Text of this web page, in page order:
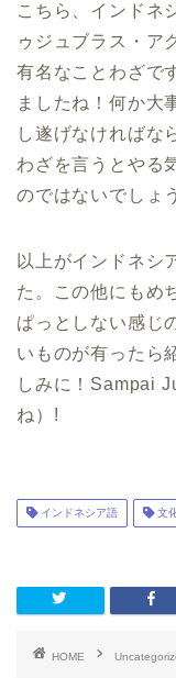
こちら、インドネ
ゥジュブラス・ア
有名なことわざで
ましたね！何か大
し遂げなければな
わざを言うとやる
のではないでしょ
以上がインドネシ
た。この他にもめ
ぱっとしない感じ
いものが有ったら
しみに！Sampai
ね）!
インドネシア語 文
HOME